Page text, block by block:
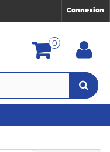
Connexion
0